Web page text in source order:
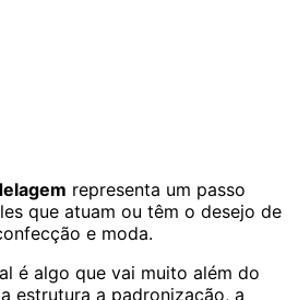
representa um passo
que atuam ou têm o desejo de
e moda.
é algo que vai muito além do
estrutura a padronização, a